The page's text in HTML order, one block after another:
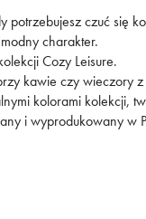
czuć się
charakter.
Cozy Leisure.
kawie czy wieczory
kolorami kolekcji,
i wyprodukowany w